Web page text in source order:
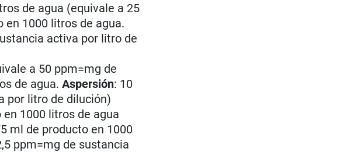
de agua (equivale a 25
en 1000 litros de agua.
activa por litro de
a 50 ppm=mg de
de agua.Aspersión: 10
por litro de dilución)
1000 litros de agua
ml de producto en 1000
ppm=mg de sustancia